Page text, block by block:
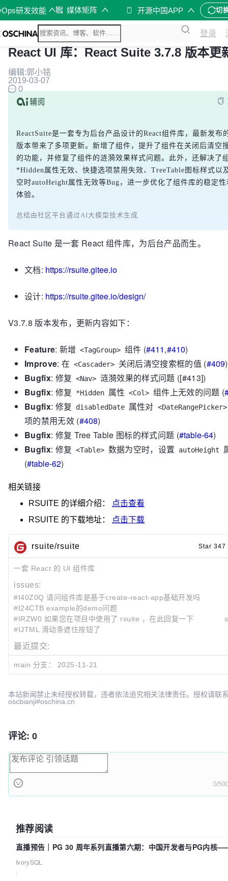
研发效能 媒体矩阵 开源中国APP 切
登录
React UI 库：React Suite 3.7.8 版本更
编辑:郭小铭
2019-03-07
0
ReactSuite是一套专为后台产品设计的React组件库，最新发布
版本带来了多项更新。新增了组件，提升了组件在关闭后清空
的功能，并修复了组件的涟漪效果样式问题。此外，还解决了
*Hidden属性无效、快捷选项禁用失效、TreeTable图标样式以
空时autoHeight属性无效等Bug，进一步优化了组件库的稳定
总结由社区平台通过AI大模型技术生成
React Suite 是一套 React 组件库，为后台产品而生。
文档: https://rsuite.gitee.io
设计: https://rsuite.gitee.io/design/
V3.7.8 版本发布，更新内容如下：
Feature: 新增 <TagGroup> 组件 (#411,#410)
Improve: 在 <Cascader> 关闭后清空搜索框的值 (#409)
Bugfix: 修复 <Nav> 涟漪效果的样式问题 ([#413])
Bugfix: 修复 *Hidden 属性 <Col> 组件上无效的问题 (
Bugfix: 修复 disabledDate 属性对 <DateRangePicker>
项的禁用无效 (#408)
Bugfix: 修复 Tree Table 图标的样式问题 (#table-64)
Bugfix: 修复 <Table> 数据为空时，设置 autoHeight
(#table-62)
相关链接
RSUITE 的详细介绍：
点击查看
RSUITE 的下载地址： 点击下载
rsuite/rsuite Star 347
一套 React 的 UI 组件库
issues:
#I40Z0Q 请问组件库是基于create-react-app基础开发吗
#I24CTB example的demo问题
#IRZW0 如果您在项目中使用了 rsuite ，在此回复一下
#IJTML 滑动条遮住按钮了
最近提交:
simonguo 2025-
c6f2b961
docs: add version hash to global css filename to
main 分支： 2025-11-21
本站新闻禁止未经授权转载，违者依法追究相关法律责任。授权请联
oscbianji#oschina.cn
评论: 0
0/
推荐阅读
直播预告｜PG 30 周年系列直播第六期：中国开发者与PG内核
得动吗？我们贡献了什么？
IvorySQL